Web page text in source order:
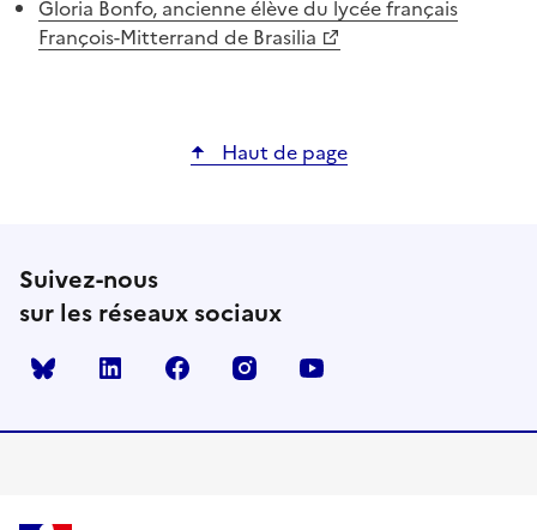
Gloria Bonfo, ancienne élève du lycée français
François-Mitterrand de Brasilia
Haut de page
Suivez-nous
sur les réseaux sociaux
Bluesky linkedin facebook instagram